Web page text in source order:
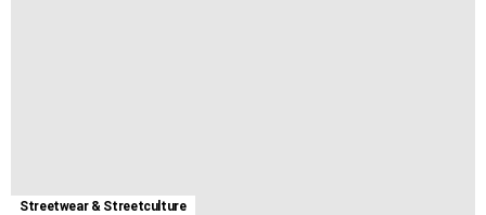
Streetwear & Streetculture